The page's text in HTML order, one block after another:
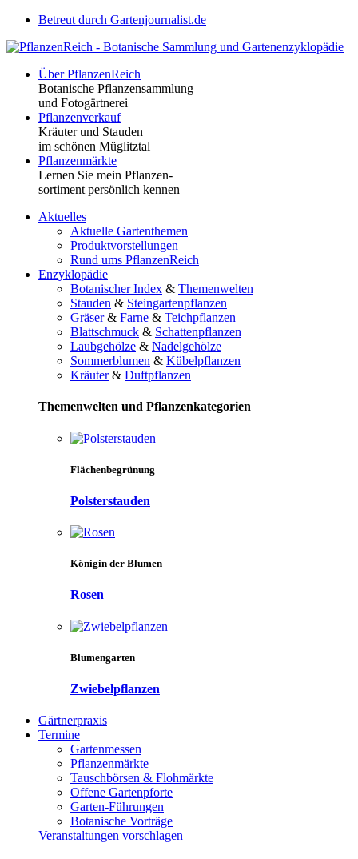
Betreut durch Gartenjournalist.de
Über PflanzenReich
Botanische Pflanzensammlung
und Fotogärtnerei
Pflanzenverkauf
Kräuter und Stauden
im schönen Müglitztal
Pflanzenmärkte
Lernen Sie mein Pflanzen-
sortiment persönlich kennen
Aktuelles
Aktuelle Gartenthemen
Produktvorstellungen
Rund ums PflanzenReich
Enzyklopädie
Botanischer Index & Themenwelten
Stauden & Steingartenpflanzen
Gräser& Farne & Teichpflanzen
Blattschmuck & Schattenpflanzen
Laubgehölze & Nadelgehölze
Sommerblumen & Kübelpflanzen
Kräuter& Duftpflanzen
Themenwelten und Pflanzenkategorien
Flächenbegrünung
Polsterstauden
Königin der Blumen
Rosen
Blumengarten
Zwiebelpflanzen
Gärtnerpraxis
Termine
Gartenmessen
Pflanzenmärkte
Tauschbörsen & Flohmärkte
Offene Gartenpforte
Garten-Führungen
Botanische Vorträge
Veranstaltungen vorschlagen